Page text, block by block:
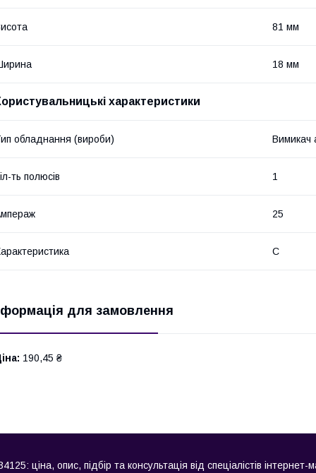
81 мм
18 мм
характеристики
обладнання (вироби) Вимикач
ть полюсів 1
25
C
для замовлення
190,45 ₴
ціна, опис, підбір та консультація від спеціалістів інтернет-